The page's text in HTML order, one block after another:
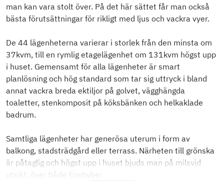
man kan vara stolt över. På det här sättet får man också
bästa förutsättningar för rikligt med ljus och vackra vyer.
De 44 lägenheterna varierar i storlek från den minsta om
37kvm, till en rymlig etagelägenhet om 131kvm högst upp
i huset. Gemensamt för alla lägenheter är smart
planlösning och hög standard som tar sig uttryck i bland
annat vackra breda ektiljor på golvet, vägghängda
toaletter, stenkomposit på köksbänken och helkaklade
badrum.
Samtliga lägenheter har generösa uterum i form av
balkong, stadsträdgård eller terrass. Närheten till grönska
är påtaglig och högst upp i huset bjuds man på milsvid
utsikt, över både Enebyber